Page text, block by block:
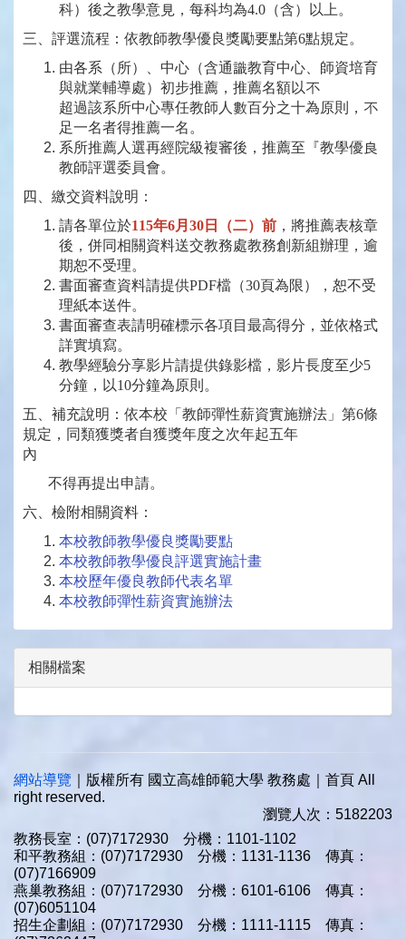
科）後之教學意見，每科均為4.0（含）以上。
三、評選流程：依教師教學優良獎勵要點第6點規定。
由各系（所）、中心（含通識教育中心、師資培育
與就業輔導處）初步推薦，推薦名額以不
超過該系所中心專任教師人數百分之十為原則，不
足一名者得推薦一名。
系所推薦人選再經院級複審後，推薦至『教學優良
教師評選委員會。
四、繳交資料說明：
請各單位於115年6月30日（二）前 ，將推薦表核章
後，併同相關資料送交教務處教務創新組辦理，逾
期恕不受理。
書面審查資料請提供PDF檔（30頁為限），恕不受
理紙本送件。
書面審查表請明確標示各項目最高得分，並依格式
詳實填寫。
教學經驗分享影片請提供錄影檔，影片長度至少5
分鐘，以10分鐘為原則。
五、補充說明：依本校「教師彈性薪資實施辦法」第6條
規定，同類獲獎者自獲獎年度之次年起五年
內
不得再提出申請。
六、檢附相關資料：
本校教師教學優良獎勵要點
本校教師教學優良評選實施計畫
本校歷年優良教師代表名單
本校教師彈性薪資實施辦法
相關檔案
網站導覽 ｜版權所有 國立高雄師範大學 教務處｜首頁 All
right reserved.
瀏覽人次：5182203
教務長室：(07)7172930 分機：1101-1102
和平教務組：(07)7172930 分機：1131-1136 傳真：
(07)7166909
燕巢教務組：(07)7172930 分機：6101-6106 傳真：
(07)6051104
招生企劃組：(07)7172930 分機：1111-1115 傳真：